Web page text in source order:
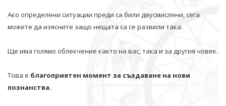
Ако определени ситуации преди са били двусмислени, сега
можете да изясните защо нещата са се развили така.
Ще има голямо облекчение както на вас, така и за другия човек.
Това е благоприятен момент за създаване на нови
познанства.